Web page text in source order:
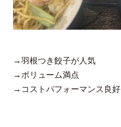
→羽根つき餃子が人気
→ボリューム満点
→コストパフォーマンス良好